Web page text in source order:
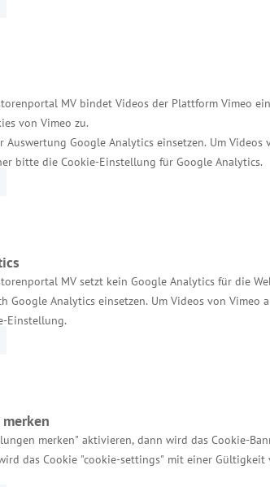
MV bindet Videos der Plattform Vimeo
von Vimeo zu.
Auswertung Google Analytics einsetzen. Um Videos
bitte die Cookie-Einstellung für Google Analytics.
MV setzt kein Google Analytics für die
Google Analytics einsetzen. Um Videos von Vimeo
Einstellung.
merken" aktivieren, dann wird das Cookie-
das Cookie "cookie-settings" mit einer Gültigkeit
die hohe Bedeutung des
in Bezug auf
Küstenlage bietet
sich aktiv für den Ausbau
Services